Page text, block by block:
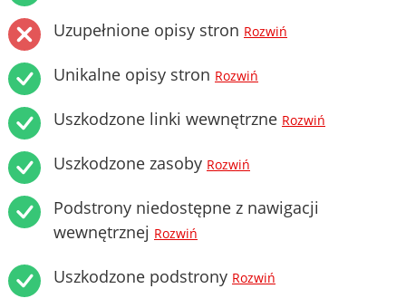
Uzupełnione opisy stron Rozwiń
Unikalne opisy stron Rozwiń
Uszkodzone linki wewnętrzne Rozwiń
Uszkodzone zasoby Rozwiń
Podstrony niedostępne z nawigacji
wewnętrznej Rozwiń
Uszkodzone podstrony Rozwiń